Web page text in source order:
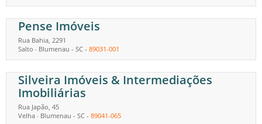
Pense Imóveis
Rua Bahia, 2291
Salto - Blumenau - SC - 89031-001
Silveira Imóveis & Intermediações
Imobiliárias
Rua Japão, 45
Velha - Blumenau - SC - 89041-065